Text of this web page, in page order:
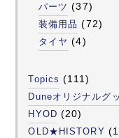
パーツ (37)
装備用品 (72)
タイヤ (4)
Topics (111)
Duneオリジナルグ
HYOD (20)
OLD★HISTORY